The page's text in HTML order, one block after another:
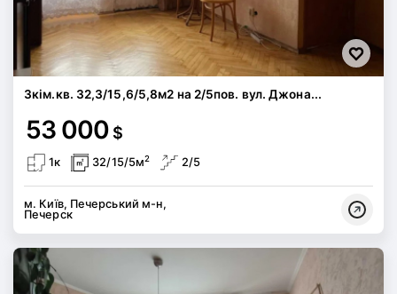
3кім.кв. 32,3/15,6/5,8м2 на 2/5пов. вул. Джона...
53 000 $
1к 32/15/5м2 2/5
м. Київ, Печерський м-н,
Печерск